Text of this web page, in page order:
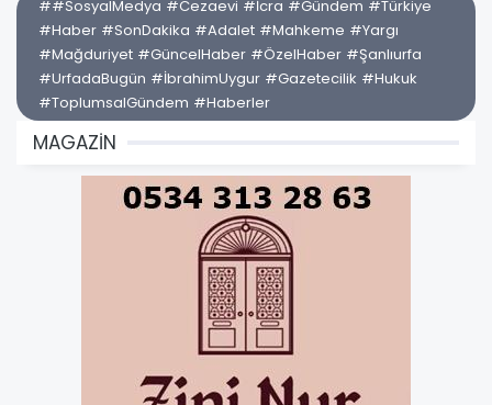
##SosyalMedya #Cezaevi #İcra #Gündem #Türkiye
#Haber #SonDakika #Adalet #Mahkeme #Yargı
#Mağduriyet #GüncelHaber #ÖzelHaber #Şanlıurfa
#UrfadaBugün #İbrahimUygur #Gazetecilik #Hukuk
#ToplumsalGündem #Haberler
MAGAZİN